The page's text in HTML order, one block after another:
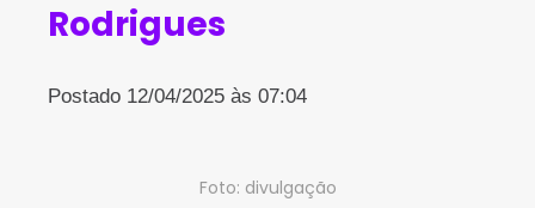
Rodrigues
Postado 12/04/2025 às 07:04
Foto: divulgação